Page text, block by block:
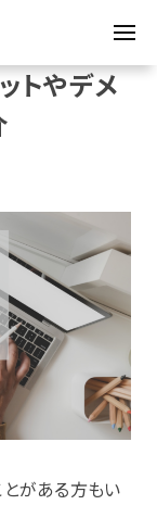
トやデメ
とがある方もい